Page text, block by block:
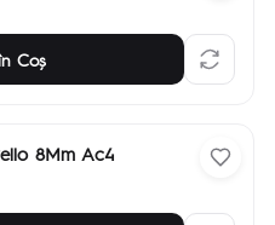
Coş
8Mm Ac4